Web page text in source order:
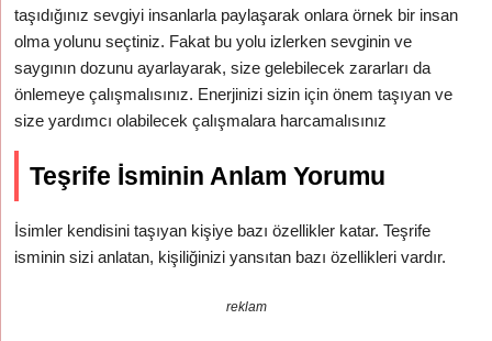
taşıdığınız sevgiyi insanlarla paylaşarak onlara örnek bir insan
olma yolunu seçtiniz. Fakat bu yolu izlerken sevginin ve
saygının dozunu ayarlayarak, size gelebilecek zararları da
önlemeye çalışmalısınız. Enerjinizi sizin için önem taşıyan ve
size yardımcı olabilecek çalışmalara harcamalısınız
Teşrife İsminin Anlam Yorumu
İsimler kendisini taşıyan kişiye bazı özellikler katar. Teşrife
isminin sizi anlatan, kişiliğinizi yansıtan bazı özellikleri vardır.
reklam